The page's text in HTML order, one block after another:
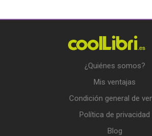
¿Quiénes somos?
Mis ventajas
Condición general de
Política de privacidad
Blog